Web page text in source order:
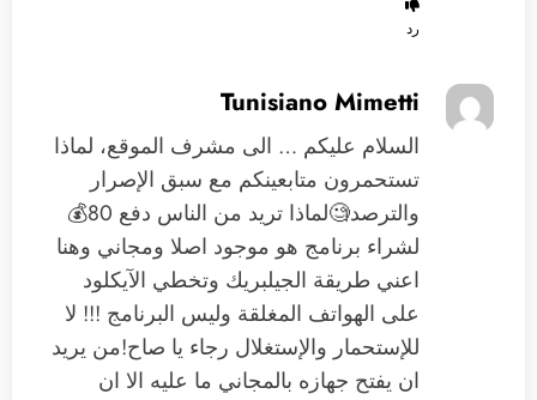
رد
Tunisiano Mimetti
السلام عليكم … الى مشرف الموقع، لماذا
تستحمرون متابعينكم مع سبق الإصرار
والترصد🧐لماذا تريد من الناس دفع 80💰
لشراء برنامج هو موجود اصلا ومجاني وهنا
اعني طريقة الجيلبريك وتخطي الآيكلود
على الهواتف المغلقة وليس البرنامج !!! لا
للإستحمار والإستغلال رجاء يا صاح!من يريد
ان يفتح جهازه بالمجاني ما عليه الا ان